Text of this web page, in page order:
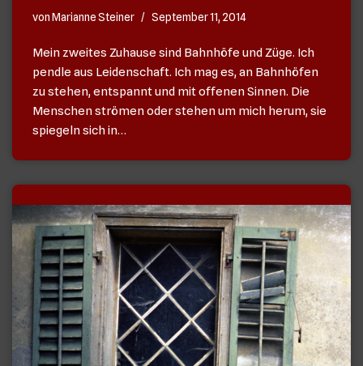
vonMarianne Steiner September 11, 2014
Mein zweites Zuhause sind Bahnhöfe und Züge. Ich
pendle aus Leidenschaft. Ich mag es, an Bahnhöfen
zu stehen, entspannt und mit offenen Sinnen. Die
Menschen strömen oder stehen um mich herum, sie
spiegeln sich in…